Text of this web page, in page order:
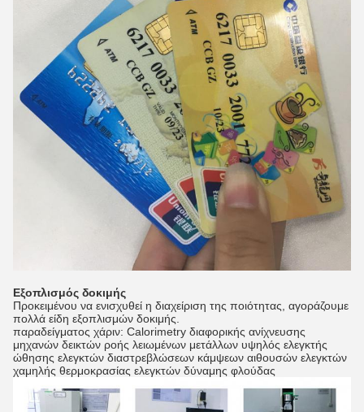
Εξοπλισμός δοκιμής
Προκειμένου να ενισχυθεί η διαχείριση της ποιότητας, αγοράζουμε
πολλά είδη εξοπλισμών δοκιμής.
παραδείγματος χάριν: Calorimetry διαφορικής ανίχνευσης
μηχανών δεικτών ροής λειωμένων μετάλλων υψηλός ελεγκτής
ώθησης ελεγκτών διαστρεβλώσεων κάμψεων αιθουσών ελεγκτών
χαμηλής θερμοκρασίας ελεγκτών δύναμης φλούδας